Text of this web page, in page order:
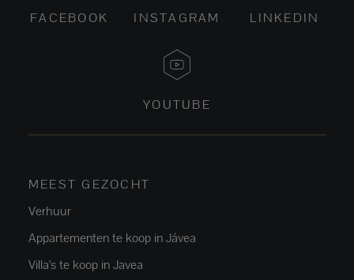
FACEBOOK INSTAGRAM LINKEDIN
YOUTUBE
MEEST GEZOCHT
Verhuur
Appartementen te koop in Jávea
Villa's te koop in Javea